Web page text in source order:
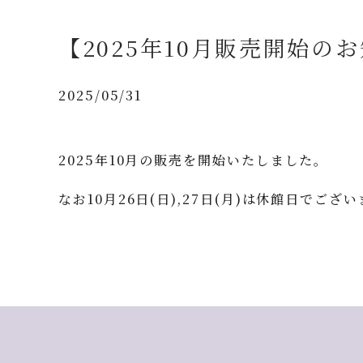
【2025年10月販売開始のお
2025/05/31
2025年10月の販売を開始いたしました。
なお10月26日(日),27日(月)は休館日でござい